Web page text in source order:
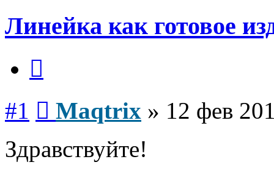
Линейка как готовое
#1 Maqtrix » 12 фев
Здравствуйте!